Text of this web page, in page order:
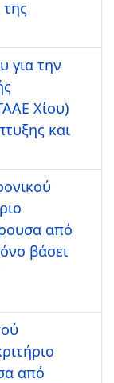
για την
Χίου)
και
από
βάσει
από